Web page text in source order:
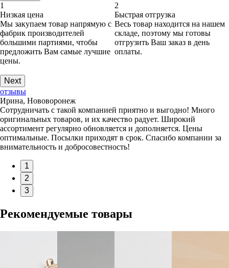
1
Низкая цена
Мы закупаем товар напрямую с
фабрик производителей
большими партиями, чтобы
предложить Вам самые лучшие
цены.
2
Быстрая отгрузка
Весь товар находится на нашем
складе, поэтому мы готовы
отгрузить Ваш заказ в день
оплаты.
Next
отзывы
Ирина, Нововоронеж
Сотрудничать с такой компанией приятно и выгодно! Много
оригинальных товаров, и их качество радует. Широкий
ассортимент регулярно обновляется и дополняется. Цены
оптимальные. Посылки приходят в срок. Спасибо компании за
внимательность и добросовестность!
1
2
3
Рекомендуемые товары